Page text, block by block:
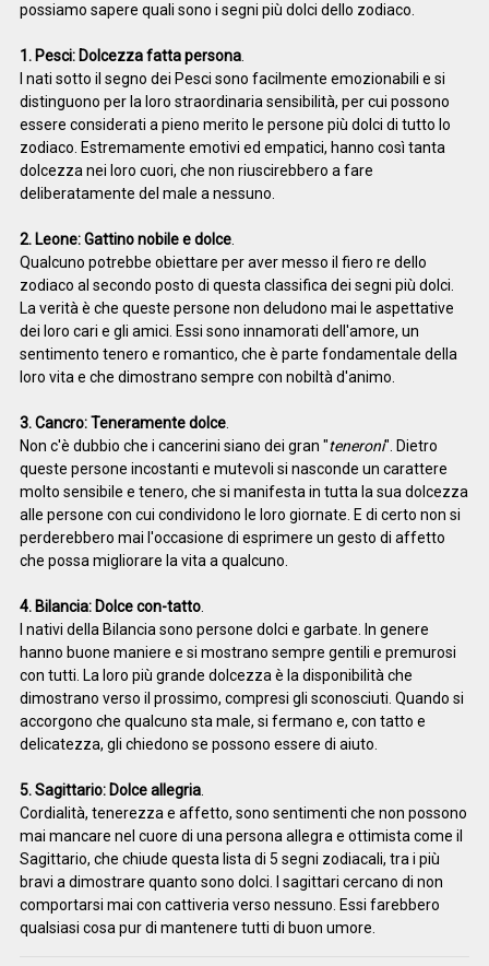
possiamo sapere quali sono i segni più dolci dello zodiaco.
1. Pesci: Dolcezza fatta persona.
I nati sotto il segno dei Pesci sono facilmente emozionabili e si
distinguono per la loro straordinaria sensibilità, per cui possono
essere considerati a pieno merito le persone più dolci di tutto lo
zodiaco. Estremamente emotivi ed empatici, hanno così tanta
dolcezza nei loro cuori, che non riuscirebbero a fare
deliberatamente del male a nessuno.
2. Leone: Gattino nobile e dolce.
Qualcuno potrebbe obiettare per aver messo il fiero re dello
zodiaco al secondo posto di questa classifica dei segni più dolci.
La verità è che queste persone non deludono mai le aspettative
dei loro cari e gli amici. Essi sono innamorati dell'amore, un
sentimento tenero e romantico, che è parte fondamentale della
loro vita e che dimostrano sempre con nobiltà d'animo.
3. Cancro: Teneramente dolce.
Non c'è dubbio che i cancerini siano dei gran "teneroni". Dietro
queste persone incostanti e mutevoli si nasconde un carattere
molto sensibile e tenero, che si manifesta in tutta la sua dolcezza
alle persone con cui condividono le loro giornate. E di certo non si
perderebbero mai l'occasione di esprimere un gesto di affetto
che possa migliorare la vita a qualcuno.
4. Bilancia: Dolce con-tatto.
I nativi della Bilancia sono persone dolci e garbate. In genere
hanno buone maniere e si mostrano sempre gentili e premurosi
con tutti. La loro più grande dolcezza è la disponibilità che
dimostrano verso il prossimo, compresi gli sconosciuti. Quando si
accorgono che qualcuno sta male, si fermano e, con tatto e
delicatezza, gli chiedono se possono essere di aiuto.
5. Sagittario: Dolce allegria.
Cordialità, tenerezza e affetto, sono sentimenti che non possono
mai mancare nel cuore di una persona allegra e ottimista come il
Sagittario, che chiude questa lista di 5 segni zodiacali, tra i più
bravi a dimostrare quanto sono dolci. I sagittari cercano di non
comportarsi mai con cattiveria verso nessuno. Essi farebbero
qualsiasi cosa pur di mantenere tutti di buon umore.